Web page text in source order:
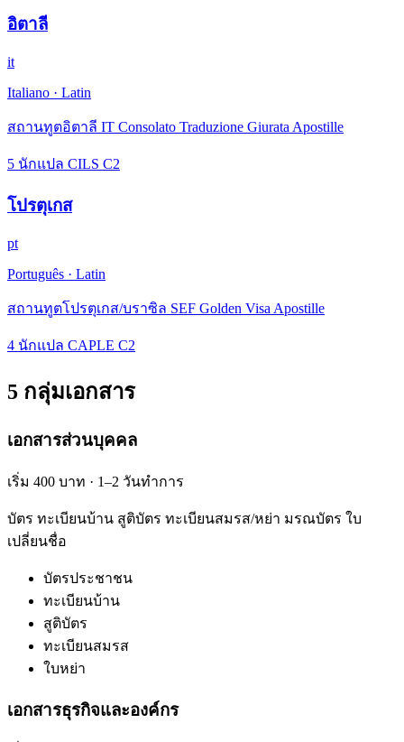
อิตาลี
it
Italiano · Latin
สถานทูตอิตาลี IT Consolato Traduzione Giurata Apostille
5 นักแปล CILS C2
โปรตุเกส
pt
Português · Latin
สถานทูตโปรตุเกส/บราซิล SEF Golden Visa Apostille
4 นักแปล CAPLE C2
5 กลุ่มเอกสาร
เอกสารส่วนบุคคล
เริ่ม 400 บาท · 1–2 วันทำการ
บัตร ทะเบียนบ้าน สูติบัตร ทะเบียนสมรส/หย่า มรณบัตร ใบ
เปลี่ยนชื่อ
บัตรประชาชน
ทะเบียนบ้าน
สูติบัตร
ทะเบียนสมรส
ใบหย่า
เอกสารธุรกิจและองค์กร